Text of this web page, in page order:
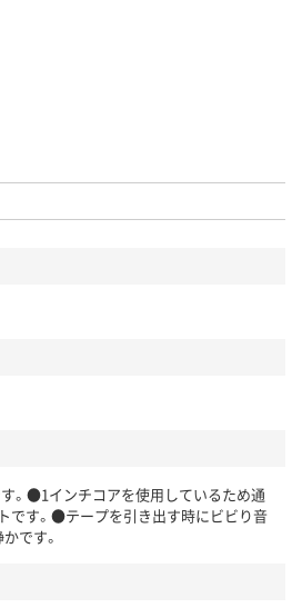
。●1インチコアを使用しているため通
です。●テープを引き出す時にビビり音
です。